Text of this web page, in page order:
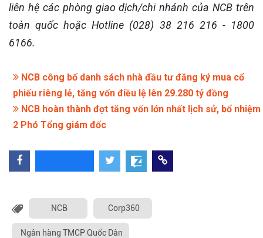
liên hệ các phòng giao dịch/chi nhánh của NCB trên
toàn quốc hoặc Hotline (028) 38 216 216 - 1800
6166.
NCB công bố danh sách nhà đầu tư đăng ký mua cổ
phiếu riêng lẻ, tăng vốn điều lệ lên 29.280 tỷ đồng
NCB hoàn thành đợt tăng vốn lớn nhất lịch sử, bổ nhiệm
2 Phó Tổng giám đốc
NCB Corp360
Ngân hàng TMCP Quốc Dân